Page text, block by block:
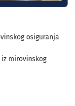
osiguranja
mirovinskog